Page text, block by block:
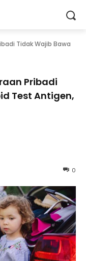
Tidak Wajib Bawa
Pribadi
Test Antigen,
0